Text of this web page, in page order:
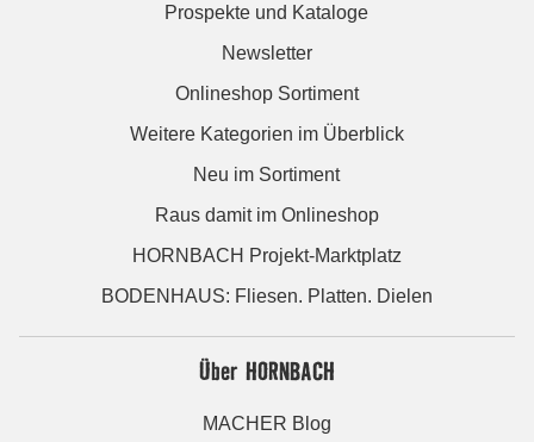
Prospekte und Kataloge
Newsletter
Onlineshop Sortiment
Weitere Kategorien im Überblick
Neu im Sortiment
Raus damit im Onlineshop
HORNBACH Projekt-Marktplatz
BODENHAUS: Fliesen. Platten. Dielen
Über HORNBACH
MACHER Blog